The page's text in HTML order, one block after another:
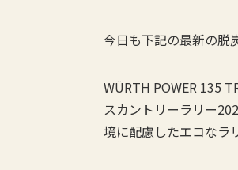
今日も下記の最新の脱
WÜRTH POWER 135
スカントリーラリー
境に配慮したエコなラ